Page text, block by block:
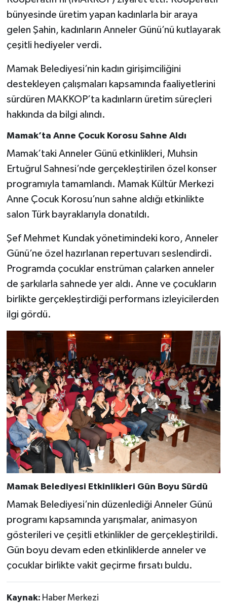
bünyesinde üretim yapan kadınlarla bir araya
gelen Şahin, kadınların Anneler Günü’nü kutlayarak
çeşitli hediyeler verdi.
Mamak Belediyesi’nin kadın girişimciliğini
destekleyen çalışmaları kapsamında faaliyetlerini
sürdüren MAKKOP’ta kadınların üretim süreçleri
hakkında da bilgi alındı.
Mamak’ta Anne Çocuk Korosu Sahne Aldı
Mamak’taki Anneler Günü etkinlikleri, Muhsin
Ertuğrul Sahnesi’nde gerçekleştirilen özel konser
programıyla tamamlandı. Mamak Kültür Merkezi
Anne Çocuk Korosu’nun sahne aldığı etkinlikte
salon Türk bayraklarıyla donatıldı.
Şef Mehmet Kundak yönetimindeki koro, Anneler
Günü’ne özel hazırlanan repertuvarı seslendirdi.
Programda çocuklar enstrüman çalarken anneler
de şarkılarla sahnede yer aldı. Anne ve çocukların
birlikte gerçekleştirdiği performans izleyicilerden
ilgi gördü.
Mamak Belediyesi Etkinlikleri Gün Boyu Sürdü
Mamak Belediyesi’nin düzenlediği Anneler Günü
programı kapsamında yarışmalar, animasyon
gösterileri ve çeşitli etkinlikler de gerçekleştirildi.
Gün boyu devam eden etkinliklerde anneler ve
çocuklar birlikte vakit geçirme fırsatı buldu.
Kaynak: Haber Merkezi